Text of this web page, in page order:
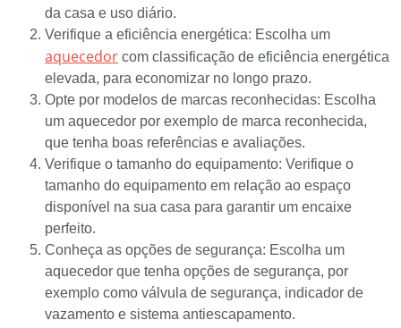
da casa e uso diário.
Verifique a eficiência energética: Escolha um
aquecedor com classificação de eficiência energética
elevada, para economizar no longo prazo.
Opte por modelos de marcas reconhecidas: Escolha
um aquecedor por exemplo de marca reconhecida,
que tenha boas referências e avaliações.
Verifique o tamanho do equipamento: Verifique o
tamanho do equipamento em relação ao espaço
disponível na sua casa para garantir um encaixe
perfeito.
Conheça as opções de segurança: Escolha um
aquecedor que tenha opções de segurança, por
exemplo como válvula de segurança, indicador de
vazamento e sistema antiescapamento.